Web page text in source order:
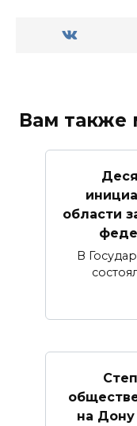
Вам также
области
В
на